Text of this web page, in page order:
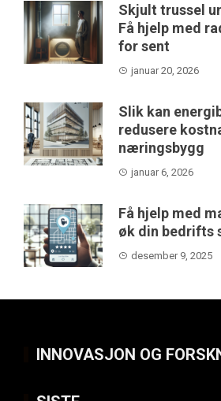
Skjult trussel
Få hjelp med
for sent
januar 20, 2026
Slik kan
redusere
næringsbygg
januar 6, 2026
Få hjelp med
øk din bedrifts
desember 9, 2025
INNOVASJON OG